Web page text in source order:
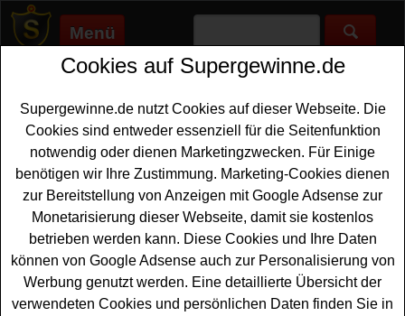
Menü
Supergewinne.de>Gewinnspiele>Sonstige Gewinnspiele
Anzeige:
Anzeige:
Mein schöner Garten Gewinnspiel -
Rasenpflege Produktset gewinnen
Mit diesem Mein schöner GartenKreuzworträtsel
Gewinnspiel kann der Frühling beginnen. Mein schöner
Cookies auf Supergewinne.de
Supergewinne.de nutzt Cookies auf dieser Webseite. Die
Cookies sind entweder essenziell für die Seitenfunktion
notwendig oder dienen Marketingzwecken. Für Einige
benötigen wir Ihre Zustimmung. Marketing-Cookies dienen
zur Bereitstellung von Anzeigen mit Google Adsense zur
Monetarisierung dieser Webseite, damit sie kostenlos
betrieben werden kann. Diese Cookies und Ihre Daten
können von Google Adsense auch zur Personalisierung von
Werbung genutzt werden. Eine detaillierte Übersicht der
verwendeten Cookies und persönlichen Daten finden Sie in